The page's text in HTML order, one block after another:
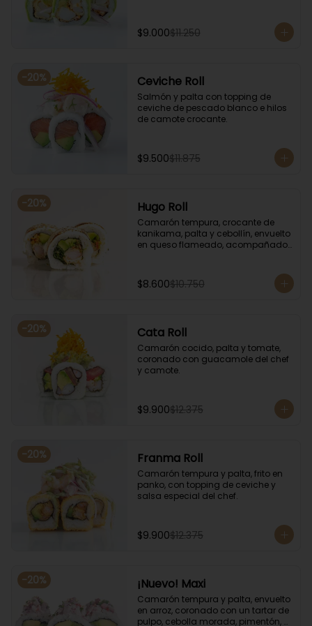
$9.000$11.250
-20% Ceviche Roll
Salmón y palta con topping de
ceviche de pescado blanco e hilos
de camote crocante.
$9.500$11.875
-20% Hugo Roll
Camarón tempura, crocante de
kanikama, palta y cebollín, envuelto
en queso flameado, acompañado
$8.600$10.750
-20% Cata Roll
Camarón cocido, palta y tomate,
coronado con guacamole del chef
y camote.
$9.900$12.375
-20% Franma Roll
Camarón tempura y palta, frito en
panko, con topping de ceviche y
salsa especial del chef.
$9.900$12.375
-20% ¡Nuevo! Maxi
Camarón tempura y palta, envuelto
en arroz, coronado con un tartar de
pulpo, cebolla morada, pimentón,